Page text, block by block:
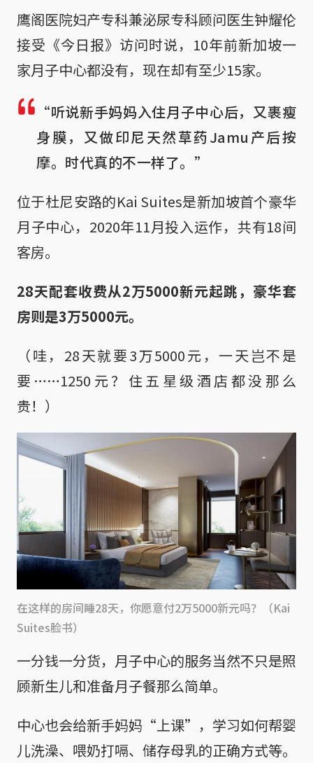
鹰阁医院妇产专科兼泌尿专科顾问医生钟耀伦
接受《今日报》访问时说，10年前新加坡一
家月子中心都没有，现在却有至少15家。
“听说新手妈妈入住月子中心后，又裹瘦
身膜，又做印尼天然草药Jamu产后按
摩。时代真的不一样了。”
位于杜尼安路的Kai Suites是新加坡首个豪华
月子中心，2020年11月投入运作，共有18间
客房。
28天配套收费从2万5000新元起跳，豪华套
房则是3万5000元。
（哇，28天就要3万5000元，一天岂不是
要……1250元？住五星级酒店都没那么
贵！）
在这样的房间睡28天，你愿意付2万5000新元吗？（Kai
Suites脸书）
一分钱一分货，月子中心的服务当然不只是照
顾新生儿和准备月子餐那么简单。
中心也会给新手妈妈“上课”，学习如何帮婴
儿洗澡、喂奶打嗝、储存母乳的正确方式等。